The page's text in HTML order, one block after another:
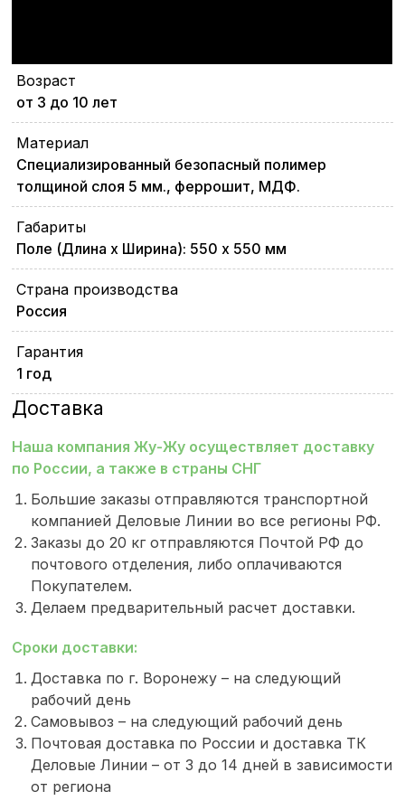
Возраст
от 3 до 10 лет
Материал
Специализированный безопасный полимер
толщиной слоя 5 мм., феррошит, МДФ.
Габариты
Поле (Длина х Ширина): 550 х 550 мм
Страна производства
Россия
Гарантия
1 год
Доставка
Наша компания Жу-Жу осуществляет доставку
по России, а также в страны СНГ
Большие заказы отправляются транспортной
компанией Деловые Линии во все регионы РФ.
Заказы до 20 кг отправляются Почтой РФ до
почтового отделения, либо оплачиваются
Покупателем.
Делаем предварительный расчет доставки.
Сроки доставки:
Доставка по г. Воронежу – на следующий
рабочий день
Самовывоз – на следующий рабочий день
Почтовая доставка по России и доставка ТК
Деловые Линии – от 3 до 14 дней в зависимости
от региона